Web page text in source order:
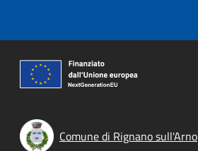
Comune di Rignano sull'Arno